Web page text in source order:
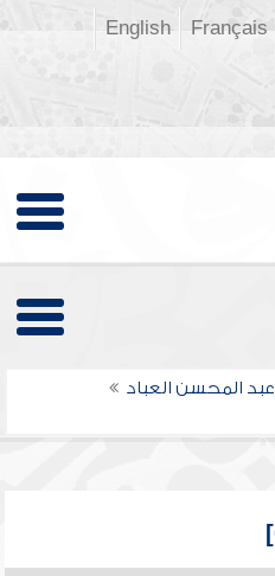
Français
English
عبد المحسن العباد